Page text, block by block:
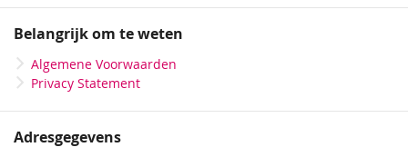
Belangrijk om te weten
Algemene Voorwaarden
Privacy Statement
Adresgegevens